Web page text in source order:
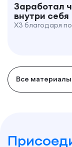
Заработал
внутри себя
X3 благодаря
Все материалы